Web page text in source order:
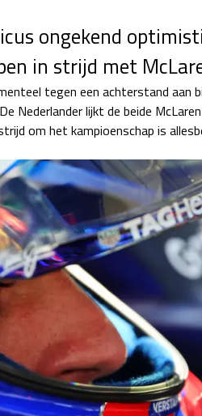
ongekend
in strijd met
tegen een achterstand aan
Nederlander lijkt de beide
om het kampioenschap is